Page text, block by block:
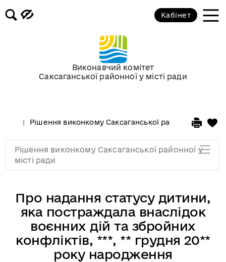
Виконавчий комітет
Саксаганської районної у місті ради
Кабінет
Рішення виконкому Саксаганської районної у місті
Про надання статусу дитини,
яка постраждала внаслідок
воєнних дій та збройних
конфліктів, ***, ** грудня 20**
року народження
Рішення виконкому Саксаганської районної у
місті ради
Засідання за 2015 рік
Засідання за 2014 рік
Засідання за 2013 рік
Засідання за 2011
Засідання за 2010